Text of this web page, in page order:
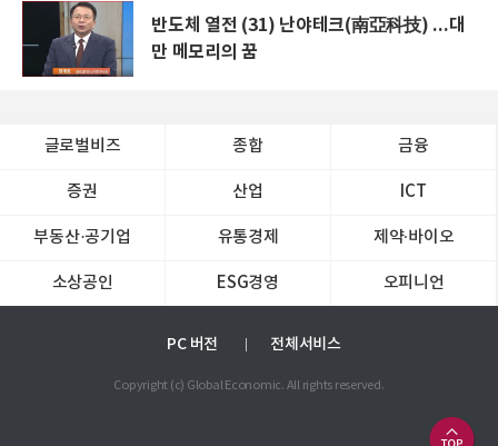
반도체 열전 (31) 난야테크(南亞科技) ...대
만 메모리의 꿈
글로벌비즈 종합 금융
증권 산업 ICT
부동산·공기업 유통경제 제약∙바이오
소상공인 ESG경영 오피니언
PC 버전 전체서비스
Copyright (c) Global Economic. All rights reserved.